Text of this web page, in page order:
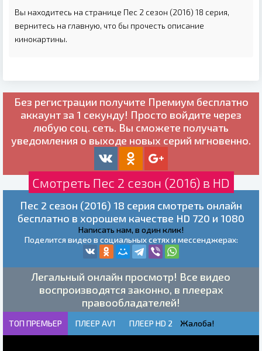
Вы находитесь на странице Пес 2 сезон (2016) 18 серия,
вернитесь на главную, что бы прочесть описание
кинокартины.
Без регистрации получите Премиум бесплатно
аккаунт за 1 секунду! Просто войдите через
любую соц. сеть. Вы сможете получать
уведомления о выходе новых серий мгновенно.
Смотреть Пес 2 сезон (2016) в HD
Пес 2 сезон (2016) 18 серия смотреть онлайн
бесплатно в хорошем качестве HD 720 и 1080
Написать нам, в один клик!
Поделится видео в социальных сетях и мессенджерах:
Легальный онлайн просмотр! Все видео
воспроизводятся законно, в плеерах
правообладателей!
ТОП ПРЕМЬЕР ПЛЕЕР AV1 ПЛЕЕР HD 2 Жалоба!